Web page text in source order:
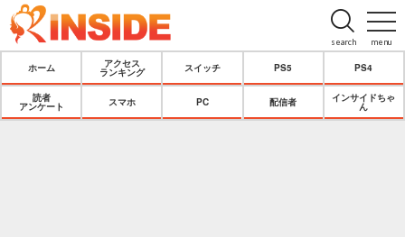
menu
search
ホーム
アクセス
ランキング
スイッチ PS5 PS4
読者
アンケート
スマホ PC 配信者
インサイドちゃ
ん